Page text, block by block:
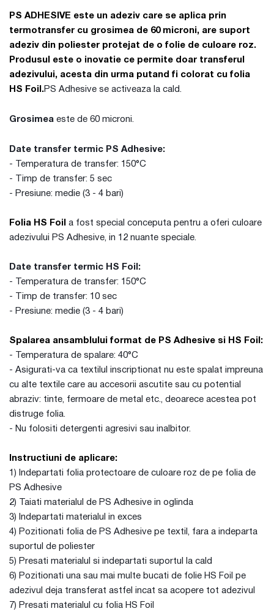
PS ADHESIVE este un adeziv care se aplica prin
termotransfer cu grosimea de 60 microni, are suport
adeziv din poliester protejat de o folie de culoare roz.
Produsul este o inovatie ce permite doar transferul
adezivului, acesta din urma putand fi colorat cu folia
HS Foil.PS Adhesive se activeaza la cald.
Grosimea este de 60 microni.
Date transfer termic PS Adhesive:
- Temperatura de transfer: 150°C
- Timp de transfer: 5 sec
- Presiune: medie (3 - 4 bari)
Folia HS Foil a fost special conceputa pentru a oferi culoare
adezivului PS Adhesive, in 12 nuante speciale.
Date transfer termic HS Foil:
- Temperatura de transfer: 150°C
- Timp de transfer: 10 sec
- Presiune: medie (3 - 4 bari)
Spalarea ansamblului format de PS Adhesive si HS Foil:
- Temperatura de spalare: 40°C
- Asigurati-va ca textilul inscriptionat nu este spalat impreuna
cu alte textile care au accesorii ascutite sau cu potential
abraziv: tinte, fermoare de metal etc., deoarece acestea pot
distruge folia.
- Nu folositi detergenti agresivi sau inalbitor.
Instructiuni de aplicare:
1) Indepartati folia protectoare de culoare roz de pe folia de
PS Adhesive
2) Taiati materialul de PS Adhesive in oglinda
3) Indepartati materialul in exces
4) Pozitionati folia de PS Adhesive pe textil, fara a indeparta
suportul de poliester
5) Presati materialul si indepartati suportul la cald
6) Pozitionati una sau mai multe bucati de folie HS Foil pe
adezivul deja transferat astfel incat sa acopere tot adezivul
7) Presati materialul cu folia HS Foil